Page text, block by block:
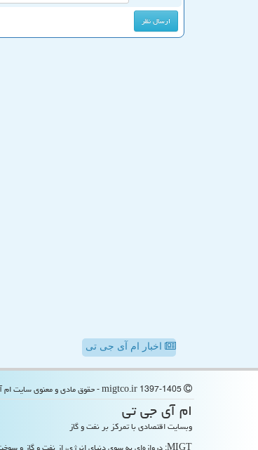
اخبار ام آی جی تی
ام آی جی تی
وبسایت اقتصادی با تمرکز بر نفت و گاز